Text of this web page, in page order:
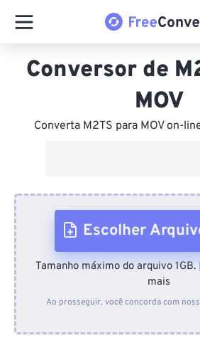
Conversor de
MOV
Converta M2TS para MOV on-
Escolher
Do dispositivo
Tamanho máximo do arquivo 1GB.
mais
Ao prosseguir, você concorda com